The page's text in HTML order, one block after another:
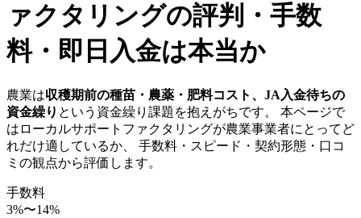
ァクタリングの評判・手数
料・即日入金は本当か
農業は収穫期前の種苗・農薬・肥料コスト、JA入金待ちの
資金繰り という資金繰り課題を抱えがちです。 本ページで
は ローカルサポートファクタリングが農業事業者にとってど
れだけ適しているか、 手数料・スピード・契約形態・口コ
ミの観点から評価します。
手数料
3%〜14%